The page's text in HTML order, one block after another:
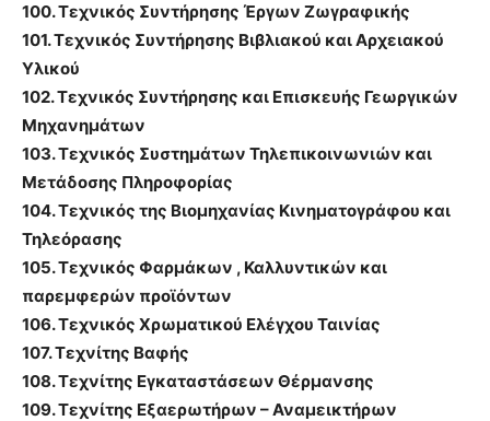
100. Τεχνικός Συντήρησης Έργων Ζωγραφικής
101. Τεχνικός Συντήρησης Βιβλιακού και Αρχειακού
Υλικού
102. Τεχνικός Συντήρησης και Επισκευής Γεωργικών
Μηχανημάτων
103. Τεχνικός Συστημάτων Τηλεπικοινωνιών και
Μετάδοσης Πληροφορίας
104. Τεχνικός της Βιομηχανίας Κινηματογράφου και
Τηλεόρασης
105. Τεχνικός Φαρμάκων , Καλλυντικών και
παρεμφερών προϊόντων
106. Τεχνικός Χρωματικού Ελέγχου Ταινίας
107. Τεχνίτης Βαφής
108. Τεχνίτης Εγκαταστάσεων Θέρμανσης
109. Τεχνίτης Εξαερωτήρων – Αναμεικτήρων